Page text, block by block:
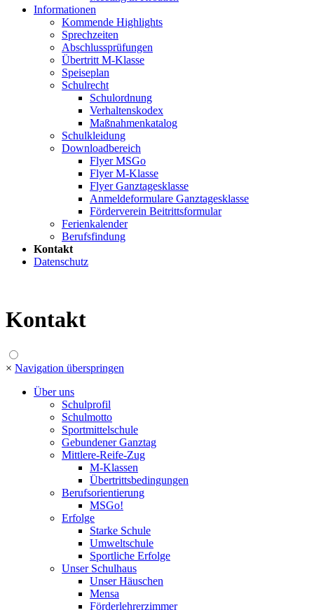
Informationen
Kommende Highlights
Sprechzeiten
Abschlussprüfungen
Übertritt M-Klasse
Speiseplan
Schulrecht
Schulordnung
Verhaltenskodex
Maßnahmenkatalog
Schulkleidung
Downloadbereich
Flyer MSGo
Flyer M-Klasse
Flyer Ganztagesklasse
Anmeldeformulare Ganztagesklasse
Förderverein Beitrittsformular
Ferienkalender
Berufsfindung
Kontakt
Datenschutz
Kontakt
× Navigation überspringen
Über uns
Schulprofil
Schulmotto
Sportmittelschule
Gebundener Ganztag
Mittlere-Reife-Zug
M-Klassen
Übertrittsbedingungen
Berufsorientierung
MSGo!
Erfolge
Starke Schule
Umweltschule
Sportliche Erfolge
Unser Schulhaus
Unser Häuschen
Mensa
Förderlehrerzimmer